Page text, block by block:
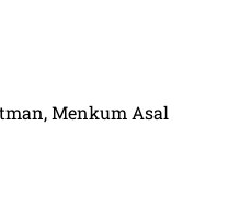
Menkum Asal